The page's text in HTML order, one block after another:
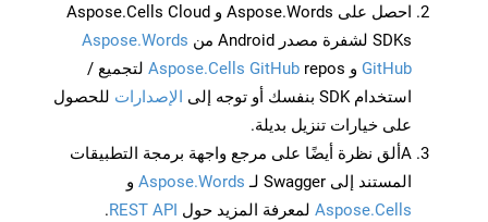
احصل على Aspose.Words و Aspose.Cells Cloud
SDKs لشفرة مصدر Android من
Aspose.Words
GitHub و Aspose.Cells GitHub repos لتجميع /
استخدام SDK بنفسك أو توجه إلى
الإصدارات للحصول
على خيارات تنزيل بديلة.
Aألق نظرة أيضًا على مرجع واجهة برمجة التطبيقات
المستند إلى Swagger لـ
Aspose.Words و
Aspose.Cells لمعرفة المزيد حول REST API
.